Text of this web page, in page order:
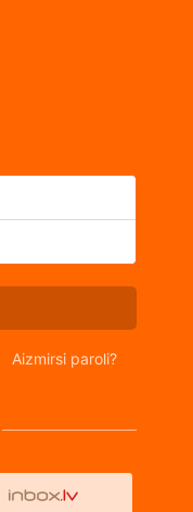
Aizmirsi paroli?